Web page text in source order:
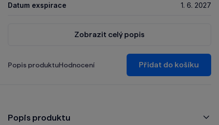
Datum exspirace 1. 6. 2027
Zobrazit celý popis
Popis produktuHodnocení Přidat do košíku
Popis produktu